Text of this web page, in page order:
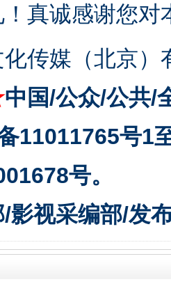
真诚感谢您
传媒（北京）
中国/公众/公共/
11011765号1
号。
影视采编部/发